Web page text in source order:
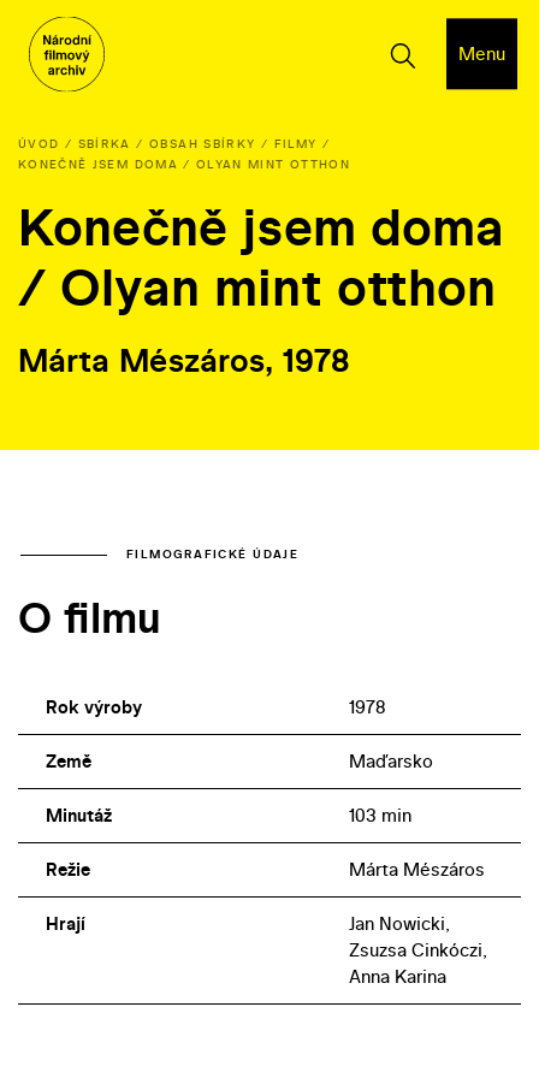
Menu
ÚVOD SBÍRKA OBSAH SBÍRKY
FILMY
KONEČNĚ JSEM DOMA / OLYAN MINT OTTHON
Konečně jsem doma
/ Olyan mint otthon
Márta Mészáros, 1978
FILMOGRAFICKÉ ÚDAJE
O filmu
Rok výroby 1978
Země Maďarsko
Minutáž 103 min
Režie Márta Mészáros
Hrají
Jan Nowicki,
Zsuzsa Cinkóczi,
Anna Karina